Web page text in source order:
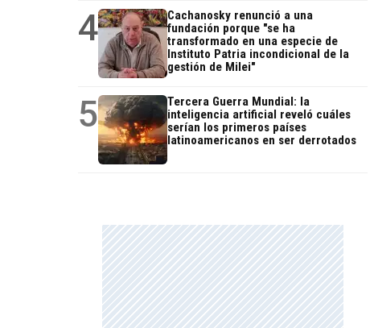
4
Cachanosky renunció a una
fundación porque "se ha
transformado en una especie de
Instituto Patria incondicional de la
gestión de Milei"
5
Tercera Guerra Mundial: la
inteligencia artificial reveló cuáles
serían los primeros países
latinoamericanos en ser derrotados